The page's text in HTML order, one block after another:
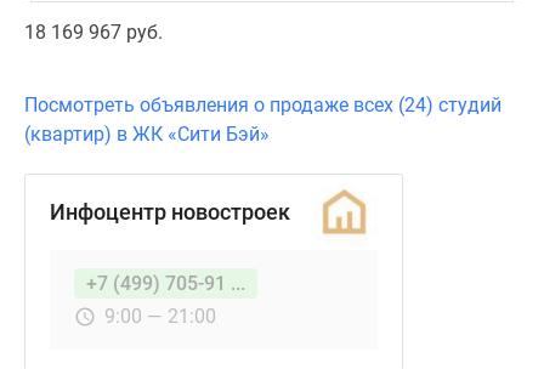
18 169 967 руб.
Посмотреть объявления о продаже всех (24) студий
(квартир) в ЖК «Сити Бэй»
Инфоцентр новостроек
+7 (499) 705-91 ...
9:00 — 21:00